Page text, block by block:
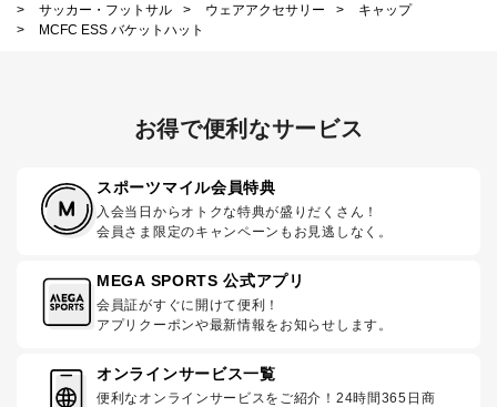
>
サッカー・フットサル > ウェアアクセサリー >
キャップ
>
MCFC ESS バケットハット
お得で便利なサービス
スポーツマイル会員特典
入会当日からオトクな特典が盛りだくさん！
会員さま限定のキャンペーンもお見逃しなく。
MEGA SPORTS 公式アプリ
会員証がすぐに開けて便利！
アプリクーポンや最新情報をお知らせします。
オンラインサービス一覧
便利なオンラインサービスをご紹介！24時間365日商